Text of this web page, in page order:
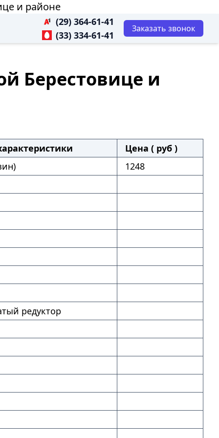
и районе
(29) 364-61-41
(33) 334-61-41
Заказать звонок
Берестовице и
Цена ( руб )
1248
редуктор